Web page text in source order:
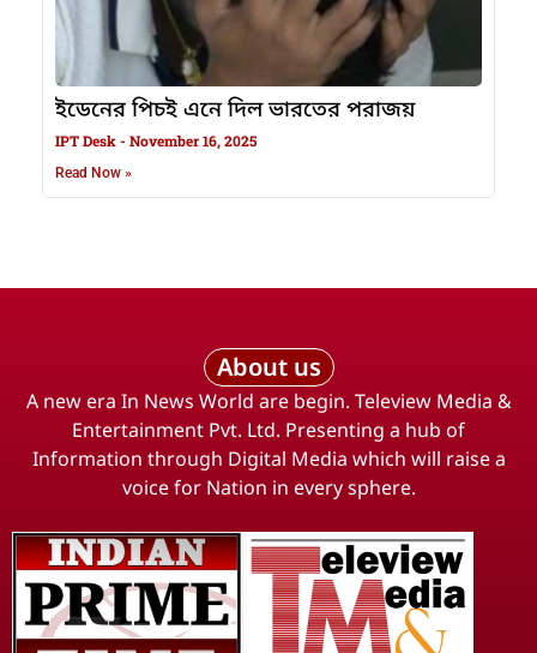
ইডেনের পিচই এনে দিল ভারতের পরাজয়
IPT Desk November 16, 2025
Read Now »
About us
A new era In News World are begin. Teleview Media &
Entertainment Pvt. Ltd. Presenting a hub of
Information through Digital Media which will raise a
voice for Nation in every sphere.